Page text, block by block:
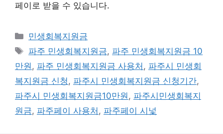
페이로 받을 수 있습니다.
카
테
리
민생회복지원금
태
그
파주 민생회복지원금, 파주 민생회복지원금 10
만원, 파주 민생회복지원금 사용처 , 파주시 민생회
복지원금 신청, 파주시 민생회복지원금 신청기간,
파주시 민생회복지원금10만원, 파주시민생회복지
원금, 파주페이 사용처 , 파주페이 시넟